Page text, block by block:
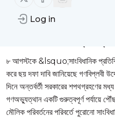
Log in
Message
৮ আগস্টকে ‘সাংবিধানিক
৮ আগস্টকে &lsquo;সাংবিধানিক
করে ছয় দফা দাবি জানিয়েছে
দিনে অন্তর্বর্তী সরকারের শপথগ্রহণের
গণঅভ্যুত্থান একটি গুরুত্বপূর্ণ পর্যায়ে
মৌলিক পরিবর্তনের পরিবর্তে পুরোনো